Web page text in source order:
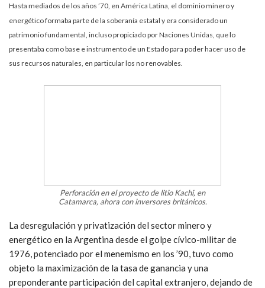
Hasta mediados de los años ’70, en América Latina, el dominio minero y
energético formaba parte de la soberanía estatal y era considerado un
patrimonio fundamental, incluso propiciado por Naciones Unidas, que lo
presentaba como base e instrumento de un Estado para poder hacer uso de
sus recursos naturales, en particular los no renovables.
Perforación en el proyecto de litio Kachi, en
Catamarca, ahora con inversores británicos.
La desregulación y privatización del sector minero y
energético en la Argentina desde el golpe cívico-militar de
1976, potenciado por el menemismo en los ’90, tuvo como
objeto la maximización de la tasa de ganancia y una
preponderante participación del capital extranjero, dejando de